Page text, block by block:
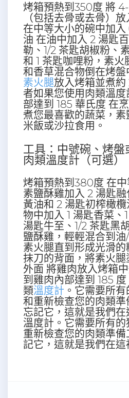
烤箱預熱到350度 將
（包括去骨或去骨）
在中等大小的碗中加
油 在油中加入 2 湯匙
勒、1/2 茶匙胡椒粉、
和 1 茶匙咖哩粉，素火
和香草混合物倒在烤
素火腿放入烤箱並煮
者如果您使用肉類溫
部達到 185 華氏度 在
煮您最喜歡的蔬菜，
米飯或沙拉食用。
工具：中號碗、烤盤
肉類溫度計（可選）
烤箱預熱到380度 在中
素鹽酥雞加入 2 湯匙
黃油和 2 湯匙初榨橄
物中加入 1 湯匙香菜、
湯匙牛至、1/2 茶匙黑
鹽酥雞，輕輕混合到油
素火腿直到形成光滑
抹刀的背面，將素火
外面 將雞肉放入烤箱
到雞肉內部達到 185
類溫度計 。它需要所
和重新檢查您的肉類
忘記它，這就是我們在
溫度計。它需要所有
重新檢查您的肉類準
記它，這就是我們在這